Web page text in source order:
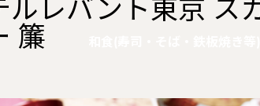
ルレバント東京 ス
簾